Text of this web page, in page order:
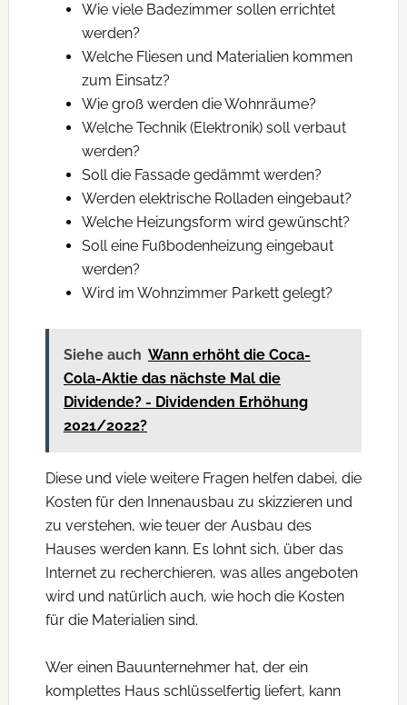
Wie viele Badezimmer sollen errichtet
werden?
Welche Fliesen und Materialien kommen
zum Einsatz?
Wie groß werden die Wohnräume?
Welche Technik (Elektronik) soll verbaut
werden?
Soll die Fassade gedämmt werden?
Werden elektrische Rolladen eingebaut?
Welche Heizungsform wird gewünscht?
Soll eine Fußbodenheizung eingebaut
werden?
Wird im Wohnzimmer Parkett gelegt?
Siehe auch Wann erhöht die Coca-
Cola-Aktie das nächste Mal die
Dividende? - Dividenden Erhöhung
2021/2022?
Diese und viele weitere Fragen helfen dabei, die
Kosten für den Innenausbau zu skizzieren und
zu verstehen, wie teuer der Ausbau des
Hauses werden kann. Es lohnt sich, über das
Internet zu recherchieren, was alles angeboten
wird und natürlich auch, wie hoch die Kosten
für die Materialien sind.
Wer einen Bauunternehmer hat, der ein
komplettes Haus schlüsselfertig liefert, kann